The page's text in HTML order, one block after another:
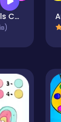
Farm Animals Coloring For Kids